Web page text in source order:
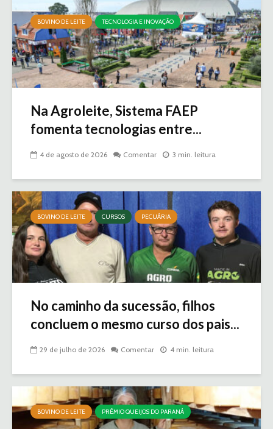
BOVINO DE LEITE TECNOLOGIA E INOVAÇÃO
Na Agroleite, Sistema FAEP
fomenta tecnologias entre...
4 de agosto de 2026 Comentar 3 min. leitura
BOVINO DE LEITE CURSOS PECUÁRIA
No caminho da sucessão, filhos
concluem o mesmo curso dos pais...
29 de julho de 2026 Comentar 4 min. leitura
BOVINO DE LEITE PRÊMIO QUEIJOS DO PARANÁ